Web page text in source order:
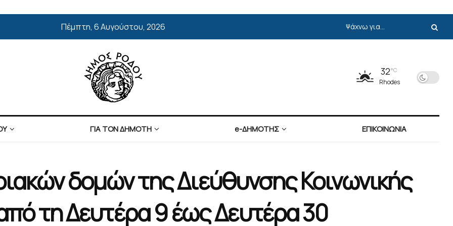
Πέμπτη, 6 Αυγούστου, 2026
32°C
Rhodes
ΓΙΑ ΤΟΝ ΔΗΜΟΤΗ e-ΔΗΜΟΤΗΣ ΕΠΙΚΟΙΝΩΝΙΑ
δομών της Διεύθυνσης Κοινωνικής
τη Δευτέρα 9 έως Δευτέρα 30